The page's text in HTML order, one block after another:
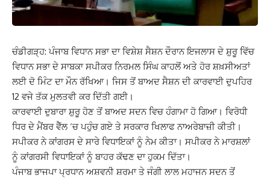
ਚੰਡੀਗੜ੍ਹ: ਪੰਜਾਬ ਵਿਧਾਨ ਸਭਾ ਦਾ ਵਿਸ਼ੇਸ਼ ਸੈਸ਼ਨ ਦੌਰਾਨ ਇਜਲਾਸ ਦੇ ਸ਼ੁਰੂ ਵਿੱਚ
ਵਿਧਾਨ ਸਭਾ ਦੇ ਸਾਬਕਾ ਸਪੀਕਰ ਨਿਰਮਲ ਸਿੰਘ ਕਾਹਲੋਂ ਅਤੇ ਹੋਰ ਸ਼ਖ਼ਸੀਅਤਾਂ
ਲਈ ਦੋ ਮਿੰਟ ਦਾ ਮੌਨ ਰੱਖਿਆ। ਜਿਸ ਤੋਂ ਬਾਅਦ ਸੈਸ਼ਨ ਦੀ ਕਾਰਵਾਈ ਦੁਪਹਿਰ
12 ਵਜੇ ਤੱਕ ਮੁਲਤਵੀ ਕਰ ਦਿੱਤੀ ਗਈ।
ਕਾਰਵਾਈ ਦੁਬਾਰਾ ਸ਼ੁਰੂ ਹੋਣ ਤੋਂ ਬਾਅਦ ਸਦਨ ਵਿਚ ਹੰਗਾਮਾ ਹੋ ਗਿਆ। ਵਿਰੋਧੀ
ਧਿਰ ਦੇ ਮੈਂਬਰ ਵੈੱਲ ‘ਚ ਪਹੁੰਚ ਗਏ ਤੇ ਸਰਕਾਰ ਖਿਲਾਫ ਨਾਅਰੇਬਾਜ਼ੀ ਕੀਤੀ।
ਸਪੀਕਰ ਨੇ ਕਾਂਗਰਸ ਦੇ ਸਾਰੇ ਵਿਧਾਇਕ‍ਾਂ ਨੂੰ ਨੇਮ ਕੀਤਾ। ਸਪੀਕਰ ਨੇ ਮਾਰਸ਼ਲਾਂ
ਨੂੰ ਕਾਂਗਰਸੀ ਵਿਧਾਇਕ‍ਾਂ ਨੂੰ ਬਾਹਰ ਕੱਢਣ ਦਾ ਹੁਕਮ ਦਿੱਤਾ।
ਪੰਜਾਬ ਭਾਜਪਾ ਪ੍ਰਧਾਨ ਅਸ਼ਵਨੀ ਸ਼ਰਮਾ ਤੇ ਜੰਗੀ ਲਾਲ ਮਹਾਜਨ ਸਦਨ ਤੋਂ